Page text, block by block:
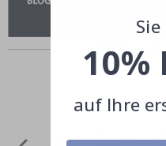
Andere
10%
auf Ihre